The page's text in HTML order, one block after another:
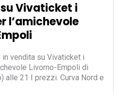
Vivaticket i
l’amichevole
in vendita su Vivaticket i
Livorno-Empoli di
Curva Nord e